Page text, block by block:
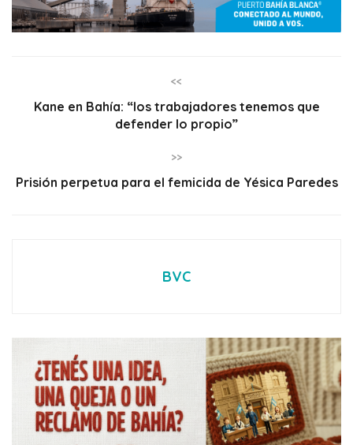
<<
Kane en Bahía: “los trabajadores tenemos que
defender lo propio”
>>
Prisión perpetua para el femicida de Yésica Paredes
BVC